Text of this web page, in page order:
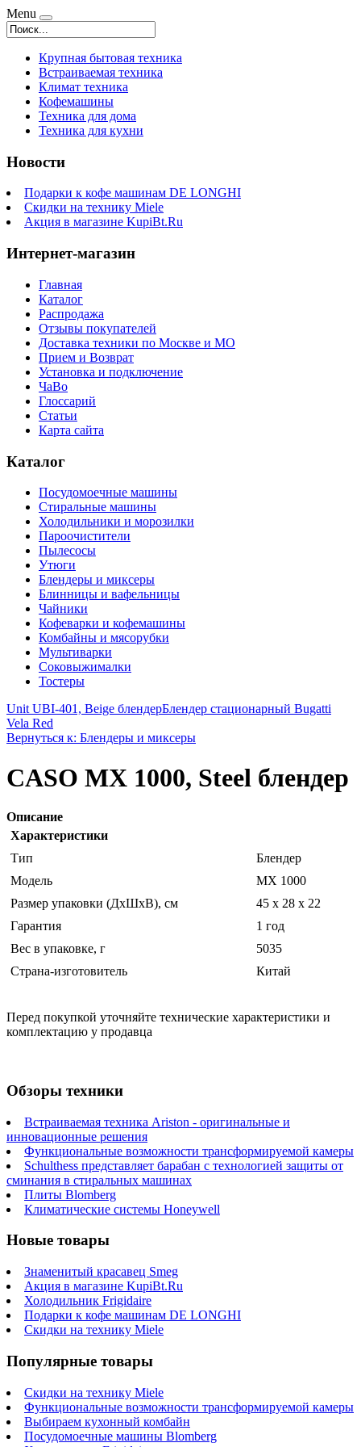
Menu
Крупная бытовая техника
Встраиваемая техника
Климат техника
Кофемашины
Техника для дома
Техника для кухни
Новости
Подарки к кофе машинам DE LONGHI
Скидки на технику Miele
Акция в магазине KupiBt.Ru
Интернет-магазин
Главная
Каталог
Распродажа
Отзывы покупателей
Доставка техники по Москве и МО
Прием и Возврат
Установка и подключение
ЧаВо
Глоссарий
Статьи
Карта сайта
Каталог
Посудомоечные машины
Стиральные машины
Холодильники и морозилки
Пароочистители
Пылесосы
Утюги
Блендеры и миксеры
Блинницы и вафельницы
Чайники
Кофеварки и кофемашины
Комбайны и мясорубки
Мультиварки
Соковыжималки
Тостеры
Unit UBI-401, Beige блендерБлендер стационарный Bugatti
Vela Red
Вернуться к: Блендеры и миксеры
CASO MX 1000, Steel блендер
Описание
Характеристики
Тип
Блендер
Модель
MX 1000
Размер упаковки (ДхШхВ), см
45 x 28 x 22
Гарантия
1 год
Вес в упаковке, г
5035
Страна-изготовитель
Китай
Перед покупкой уточняйте технические характеристики и
комплектацию у продавца
Обзоры техники
Встраиваемая техника Ariston - оригинальные и
инновационные решения
Функциональные возможности трансформируемой камеры
Schulthess представляет барабан с технологией защиты от
сминания в стиральных машинах
Плиты Blomberg
Климатические системы Honeywell
Новые товары
Знаменитый красавец Smeg
Акция в магазине KupiBt.Ru
Холодильник Frigidaire
Подарки к кофе машинам DE LONGHI
Скидки на технику Miele
Популярные товары
Скидки на технику Miele
Функциональные возможности трансформируемой камеры
Выбираем кухонный комбайн
Посудомоечные машины Blomberg